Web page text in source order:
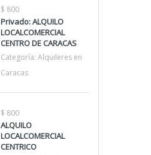
$ 800
Privado: ALQUILO
LOCALCOMERCIAL
CENTRO DE CARACAS
Categoría: Alquileres en
Caracas
$ 800
ALQUILO
LOCALCOMERCIAL
CENTRICO